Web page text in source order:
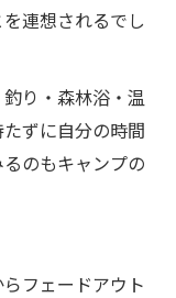
連想されるでし
り・森林浴・温
ずに自分の時間
のもキャンプの
フェードアウト